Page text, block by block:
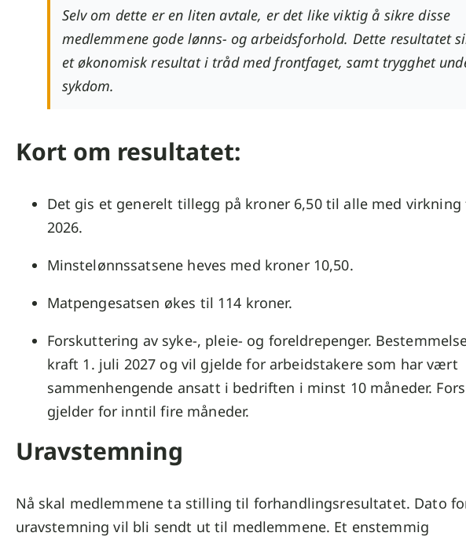
Selv om dette er en liten avtale, er det like viktig å sikre disse
medlemmene gode lønns- og arbeidsforhold. Dette resultatet
et økonomisk resultat i tråd med frontfaget, samt trygghet
sykdom.
Kort om resultatet:
Det gis et generelt tillegg på kroner 6,50 til alle med virkning
2026.
Minstelønnssatsene heves med kroner 10,50.
Matpengesatsen økes til 114 kroner.
Forskuttering av syke-, pleie- og foreldrepenger.
kraft 1. juli 2027 og vil gjelde for arbeidstakere som har vært
sammenhengende ansatt i bedriften i minst 10 måneder.
gjelder for inntil fire måneder.
Uravstemning
Nå skal medlemmene ta stilling til forhandlingsresultatet. Dato
uravstemning vil bli sendt ut til medlemmene. Et enstemmig